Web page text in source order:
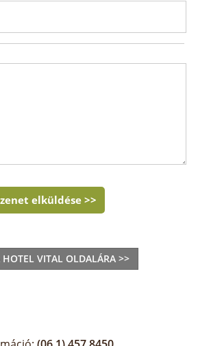
elküldése >>
HOTEL VITAL OLDALÁRA >>